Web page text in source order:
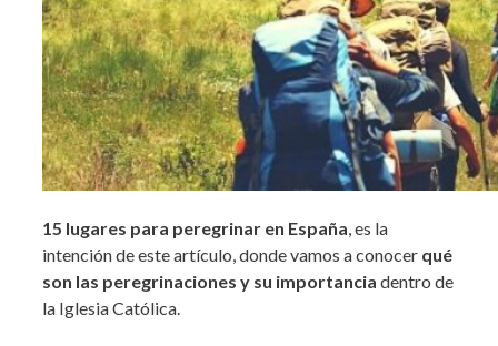
15 lugares para peregrinar en España, es la
intención de este artículo, donde vamos a conocer qué
son las peregrinaciones y su importancia dentro de
la Iglesia Católica.